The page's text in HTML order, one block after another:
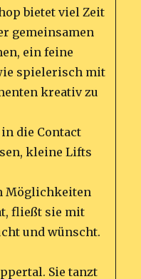
bietet viel Zeit
gemeinsamen
ein feine
spielerisch mit
kreativ zu
die Contact
kleine Lifts
Möglichkeiten
fließt sie mit
und wünscht.
Sie tanzt